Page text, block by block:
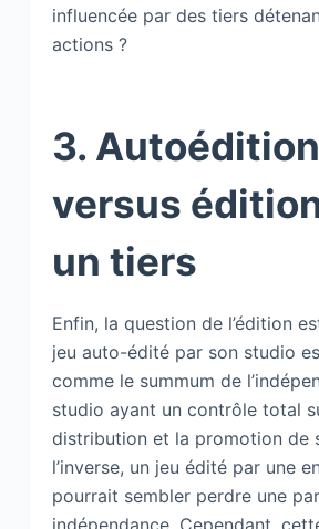
influencée par des tiers
actions ?
3. Autoédition
versus
un tiers
Enfin, la question de l’édition
jeu auto-édité par son studio
comme le summum de
studio ayant un contrôle total
distribution et la promotion de
l’inverse, un jeu édité par une
pourrait sembler perdre une
indépendance. Cependant,